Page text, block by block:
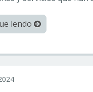
lendo